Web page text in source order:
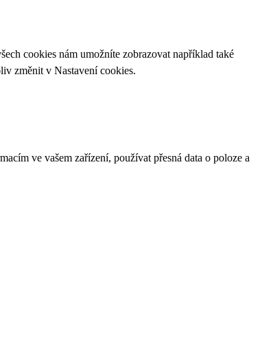
cookies nám umožníte zobrazovat například také
změnit v Nastavení cookies.
ve vašem zařízení, používat přesná data o poloze a